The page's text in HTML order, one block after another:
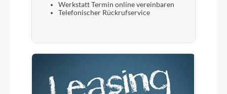
Werkstatt Termin online vereinbaren
Telefonischer Rückrufservice